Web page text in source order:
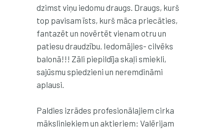
dzimst viņu iedomu draugs. Draugs, kurš
top pavisam īsts, kurš māca priecāties,
fantazēt un novērtēt vienam otru un
patiesu draudzību. Iedomājies- cilvēks
balonā!!! Zāli piepildīja skaļi smiekli,
sajūsmu spiedzieni un neremdināmi
aplausi.
Paldies izrādes profesionālajiem cirka
māksliniekiem un aktieriem: Valērijam